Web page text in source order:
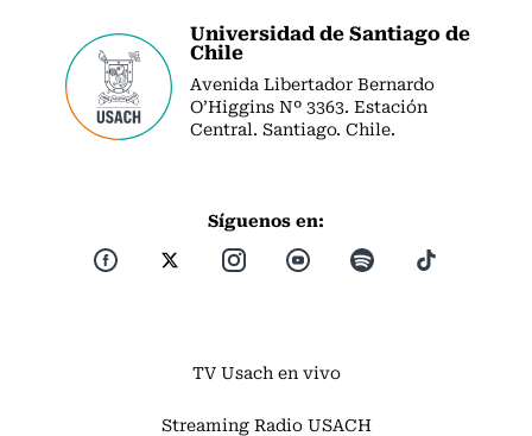
Universidad de Santiago de
Chile
Avenida Libertador Bernardo
O’Higgins Nº 3363. Estación
Central. Santiago. Chile.
Síguenos en:
TV Usach en vivo
Streaming Radio USACH